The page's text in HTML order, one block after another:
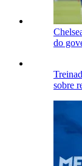
do
sobre